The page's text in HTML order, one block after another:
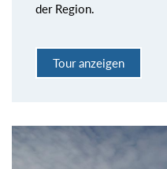
der Region.
Tour anzeigen